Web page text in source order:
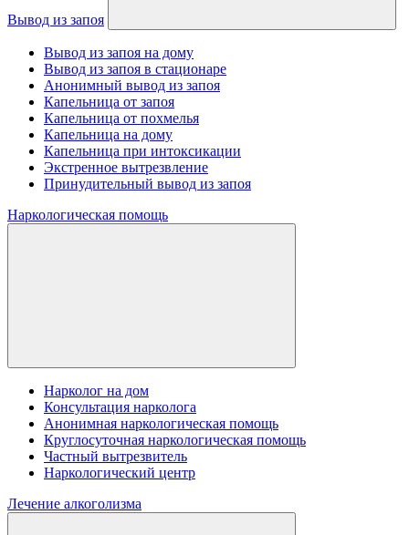
Вывод из запоя
Вывод из запоя на дому
Вывод из запоя в стационаре
Анонимный вывод из запоя
Капельница от запоя
Капельница от похмелья
Капельница на дому
Капельница при интоксикации
Экстренное вытрезвление
Принудительный вывод из запоя
Наркологическая помощь
Нарколог на дом
Консультация нарколога
Анонимная наркологическая помощь
Круглосуточная наркологическая помощь
Частный вытрезвитель
Наркологический центр
Лечение алкоголизма